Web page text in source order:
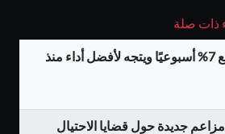
ذات صلة
سعر الذهب اليوم يرتفع 7% أسبوعيًا ويتجه لأفضل أداء منذ
جديدة حول قضايا الاحتيال